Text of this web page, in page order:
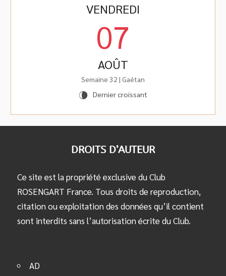
VENDREDI
07
AOÛT
Semaine 32 | Gaétan
V Dernier croissant
DROITS D’AUTEUR
Ce site est la propriété exclusive du Club
ROSENGART France. Tous droits de reproduction,
citation ou exploitation des données qu’il contient
sont interdits sans l’autorisation écrite du Club.
AD